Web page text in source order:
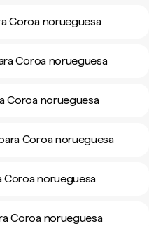
Coroa norueguesa
Coroa norueguesa
Coroa norueguesa
Coroa norueguesa
Coroa norueguesa
Coroa norueguesa